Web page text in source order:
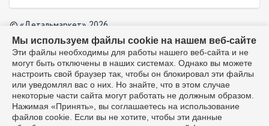
Доставка
Оптовый прайс-лист
Оплата
Производители
Политика в отношении обработки персональных данных
Скачать прайс в PDF
info@detalmarket.ru
Перезвоните мне
© «Детальмаркет», 2026
Разработка:
Все упоминания товарных знаков (включая LADA и АвтоВАЗ)
используются исключительно для указания совместимости
товаров и соответствуют положениям ст. 1487, 1484
Гражданского кодекса РФ. Интернет-магазин не является
официальным дистрибьютором или представителем ПАО
Мы используем файлы cookie на нашем веб-сайте
Эти файлы необходимы для работы нашего веб-сайта и не
могут быть отключены в наших системах. Однако вы можете
настроить свой браузер так, чтобы он блокировал эти файлы
или уведомлял вас о них. Но знайте, что в этом случае
некоторые части сайта могут работать не должным образом.
Нажимая «Принять», вы соглашаетесь на использование
файлов cookie. Если вы не хотите, чтобы эти данные